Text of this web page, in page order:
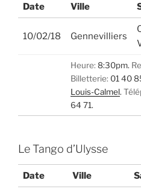
Date Ville
10/02/18 Gennevilliers
Heure: 8:30pm.
Billetterie: 01 40
Louis-Calmel.
64 71.
Le Tango d’Ulysse
Date Ville